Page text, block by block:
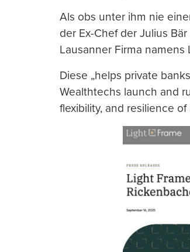
Als obs unter ihm nie
der Ex-Chef der Julius
Lausanner Firma namens
Diese „helps private
Wealthtechs launch and
flexibility, and resilience